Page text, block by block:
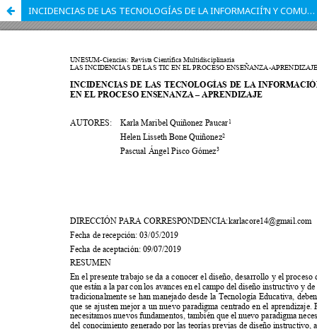
INCIDENCIAS DE LAS TECNOLOGÍAS DE LA INFORMACIÍ’N Y COMUNICACIÍ’N EN EL PROCESO ENSEÑANZA & APRENDIZAJE